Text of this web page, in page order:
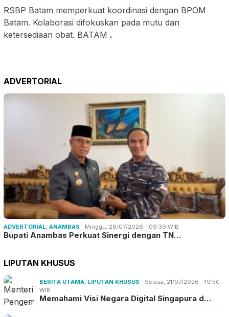
RSBP Batam memperkuat koordinasi dengan BPOM
Batam. Kolaborasi difokuskan pada mutu dan
ketersediaan obat. BATAM .
ADVERTORIAL
ADVERTORIAL, ANAMBAS Minggu, 26/07/2026 - 09:39 WIB
Bupati Anambas Perkuat Sinergi dengan TN…
LIPUTAN KHUSUS
BERITA UTAMA, LIPUTAN KHUSUS
Selasa, 21/07/2026 - 19:50
WIB
Memahami Visi Negara Digital Singapura d…